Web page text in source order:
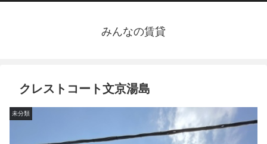
みんなの賃貸
クレストコート文京湯島
未分類